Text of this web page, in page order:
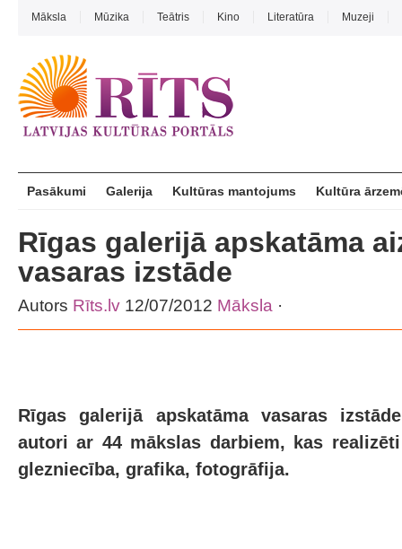
Māksla Mūzika Teātris Kino Literatūra Muzeji
Pasākumi Galerija Kultūras mantojums Kultūra
Rīgas galerijā apskatāma
vasaras izstāde
Autors Rīts.lv 12/07/2012 Māksla ·
Rīgas galerijā apskatāma vasaras
autori ar 44 mākslas darbiem, kas
glezniecība, grafika, fotogrāfija.